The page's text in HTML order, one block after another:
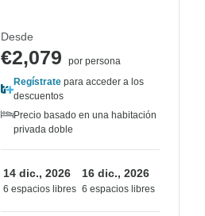
Desde
€2,079
por persona
Regístrate para acceder a los
descuentos
Precio basado en una habitación
privada doble
14 dic., 2026
6 espacios libres
16 dic., 2026
6 espacios libres